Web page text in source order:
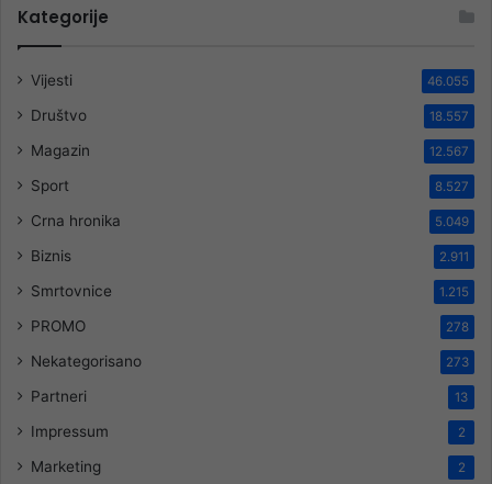
Kategorije
Vijesti 46.055
Društvo 18.557
Magazin 12.567
Sport 8.527
Crna hronika 5.049
Biznis 2.911
Smrtovnice 1.215
PROMO 278
Nekategorisano 273
Partneri 13
Impressum 2
Marketing 2